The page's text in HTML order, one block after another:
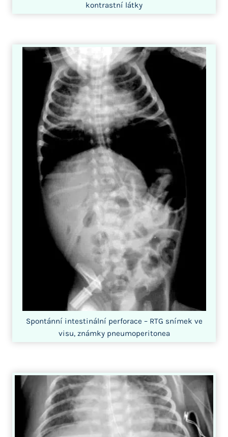
kontrastní látky
Spontánní intestinální perforace – RTG snímek ve
visu, známky pneumoperitonea